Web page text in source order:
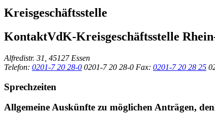
Kreisgeschäftsstelle
KontaktVdK-Kreisgeschäftsstelle
Alfredistr. 31, 45127 Essen
Telefon: 0201-7 20 28-0 0201-7 20 28-0 Fax: 0201-7 20 28 25
Sprechzeiten
Allgemeine Auskünfte zu möglichen Anträgen,